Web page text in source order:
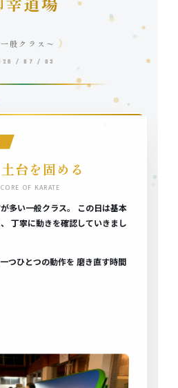
般クラス〜 》
/ 07 / 03
土台を固める
OF KARATE
多い一般クラス。 この日は基本
丁寧に動きを確認していきまし
つひとつの動作を 磨き直す時間